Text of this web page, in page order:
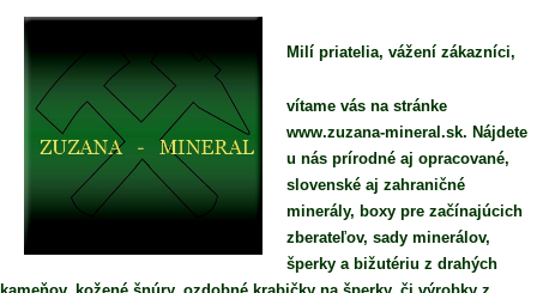
Milí priatelia, vážení zákazníci,
vítame vás na stránke
www.zuzana-mineral.sk. Nájdete
u nás prírodné aj opracované,
slovenské aj zahraničné
minerály, boxy pre začínajúcich
zberateľov, sady minerálov,
šperky a bižutériu z drahých
kameňov, kožené šnúry, ozdobné krabičky na šperky, či výrobky z